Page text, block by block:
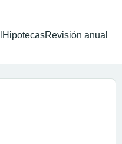
HipotecasRevisión anual